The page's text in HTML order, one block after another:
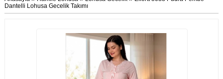
Dantelli Lohusa Gecelik Takımı